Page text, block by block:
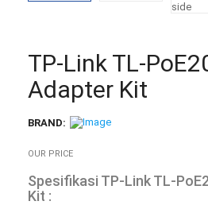
TP-Link TL-
Adapter Kit
BRAND:
OUR PRICE
Spesifikasi TP-Link TL-
Kit :